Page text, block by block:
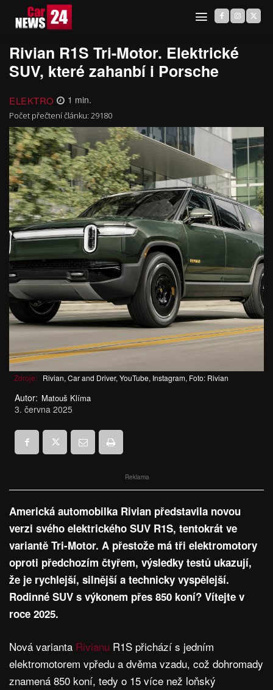
Rivian R1S Tri-Motor. Elektrické
SUV, které zahanbí i Porsche
ELEKTRO 1 min.
Počet přečtení článku: 29180
Zdroje: Rivian, Car and Driver, YouTube, Instagram, Foto: Rivian
Autor: Matouš Klíma
3. června 2025
Reklama
Americká automobilka Rivian představila novou
verzi svého elektrického SUV R1S, tentokrát ve
variantě Tri-Motor. A přestože má tři elektromotory
oproti předchozím čtyřem, výsledky testů ukazují,
že je rychlejší, silnější a technicky vyspělejší.
Rodinné SUV s výkonem přes 850 koní? Vítejte v
roce 2025.
Nová varianta Rivianu R1S přichází s jedním
elektromotorem vpředu a dvěma vzadu, což dohromady
znamená 850 koní, tedy o 15 více než loňský